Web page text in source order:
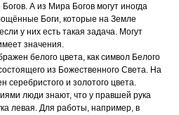
А из Мира Богов могут иногда
Боги, которые на Земле
у них есть такая задача. Могут
значения.
белого цвета, как символ Белого
из Божественного Света. На
серебристого и золотого цвета.
люди знают, что у правшей рука
левая. Для работы, например, в